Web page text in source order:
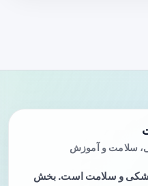
سلامت و آموزش
و سلامت است. بخش